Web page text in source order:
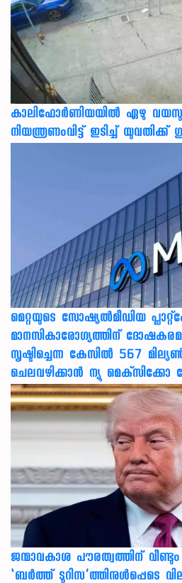
കാലിഫോര്‍ണിയയില്‍ ഏഴു
നിയന്ത്രണംവിട്ട് ഇടിച്ച്
മെറ്റയുടെ സോഷ്യല്‍മീഡിയ
മാനസികാരോഗ്യത്തിന്
സൃഷ്ടിച്ചെന്ന കേസില്‍ 567
ചെലവഴിക്കാന്‍ ന്യൂ
ജന്മാവകാശ പൗരത്വത്തിന്
‘ബര്‍ത്ത് ടൂറിസ’ത്തിനുള്‍പ്പെടെ